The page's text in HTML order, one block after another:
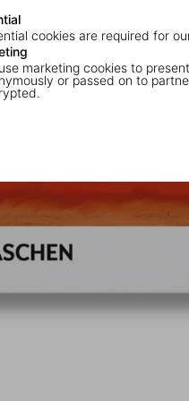
cookies are required for
marketing cookies to
or passed on to